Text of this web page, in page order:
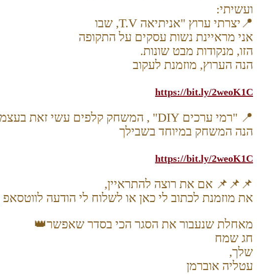
ועשיתי:
📍יצרתי ערוץ "אניתיאה T.V, שבו
אני מראיינת נשות עסקים על התקופה
הזו, מנקודות מבט שונות.
הנה הערוץ, מוזמנת לעקוב
https://bit.ly/2weoK1C
📍 "רמי ערכים DIY" , המשחק קלפים עשי זאת בעצמך, עם הילדים בסגר.
הנה המשחק במיוחד בשבילך
https://bit.ly/2weoK1C
📌
📌
📌 אם את רוצה להתראיין,
את מוזמנת לכתוב לי כאן או לשלוח לי הודעה לווטסאפ
מאחלת שנעבור את הסגר הכי בסדר שאפשר👑
חג שמח
שלך,
עטליה אוברמן